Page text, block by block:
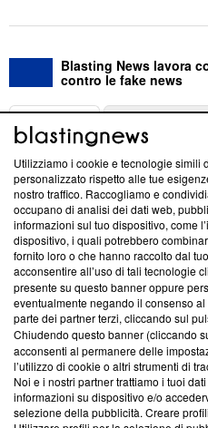
Blasting News lavora
contro le fake news
ABOUT
Questa sezione offre
News, sui nostri processi
creare news di qualità. Inoltre,
‘Trust Project - News with
ancora membro del
parte; Trust Project non ha
conformità agli standard.
Su di noi
Team editoriale
Corporate
Redazione
Utilizziamo i cookie e tecnologie simili
personalizzato rispetto alle tue
nostro traffico. Raccogliamo e
occupano di analisi dei dati web,
informazioni sul tuo dispositivo, come
dispositivo, i quali potrebbero
fornito loro o che hanno raccolto dal
acconsentire all’uso di tali tecnologie
presente su questo banner oppure
eventualmente negando il consenso
parte dei partner terzi, cliccando sul
Chiudendo questo banner (cliccando
acconsenti al permanere delle
l’utilizzo di cookie o altri strumenti di
Noi e i nostri partner trattiamo i tuoi
informazioni su dispositivo e/o
selezione della pubblicità. Creare